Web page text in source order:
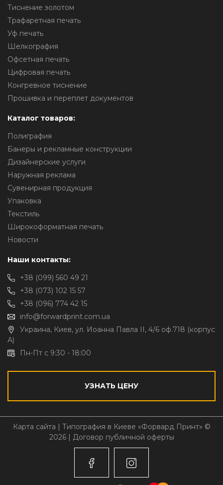
Тиснение золотом
Трафаретная печать
Уф печать
Шелкография
Офсетная печать
Цифровая печать
Конгревное тиснение
Прошивка и переплет документов
Каталог товаров:
Полиграфия
Банеры и рекламные конструкции
Дизайнерские услуги
Наружная реклама
Сувенирная продукция
Упаковка
Текстиль
Широкоформатная печать
Новости
Наши контакты:
+38 (099) 560 49 21
+38 (073) 102 15 57
+38 (096) 774 42 15
info@forwardprint.com.ua
Украина, Киев, ул. Иоанна Павла II, 4/6 оф.718 (корпус
А)
Пн-Пт с 9:30 - 18:00
УЗНАТЬ ЦЕНУ
Карта сайта | Типография в Киеве «Форвард Принт» ©
2026 | Договор публичной оферты